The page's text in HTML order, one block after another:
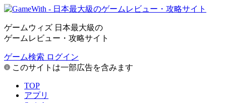
ゲームウィズ 日本最大級の
ゲームレビュー・攻略サイト
ゲーム検索 ログイン
このサイトは一部広告を含みます
TOP
アプリ